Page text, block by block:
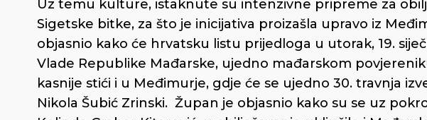
Uz temu kulture, istaknute su intenzivne pripreme za
Sigetske bitke, za što je inicijativa proizašla upravo iz
objasnio kako će hrvatsku listu prijedloga u utorak, 19.
Vlade Republike Mađarske, ujedno mađarskom
kasnije stići i u Međimurje, gdje će se ujedno 30. travnja
Nikola Šubić Zrinski. Župan je objasnio kako su se uz